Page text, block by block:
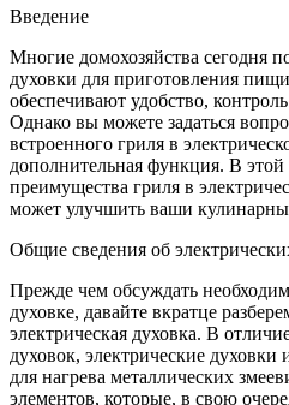
Введение
Многие домохозяйства сегодня
духовки для приготовления
обеспечивают удобство,
Однако вы можете задаться
встроенного гриля в
дополнительная функция. В
преимущества гриля в
может улучшить ваши
Общие сведения об
Прежде чем обсуждать
духовке, давайте вкратце
электрическая духовка. В
духовок, электрические духовки
для нагрева металлических
элементов, которые, в свою